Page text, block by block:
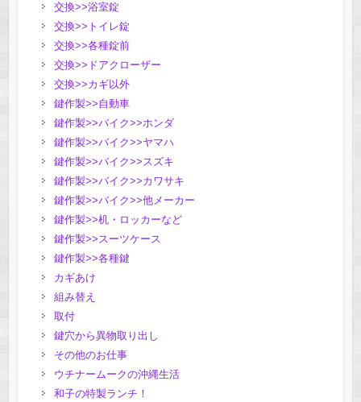
交換>>浴室錠
交換>>トイレ錠
交換>>各種錠前
交換>>ドアクローザー
交換>>カギ以外
鍵作製>>自動車
鍵作製>>バイク>>ホンダ
鍵作製>>バイク>>ヤマハ
鍵作製>>バイク>>スズキ
鍵作製>>バイク>>カワサキ
鍵作製>>バイク>>他メーカー
鍵作製>>机・ロッカーなど
鍵作製>>スーツケース
鍵作製>>各種鍵
カギあけ
組み替え
取付
鍵穴から異物取り出し
その他のお仕事
ウチナームークの沖縄生活
和子の特製ランチ！